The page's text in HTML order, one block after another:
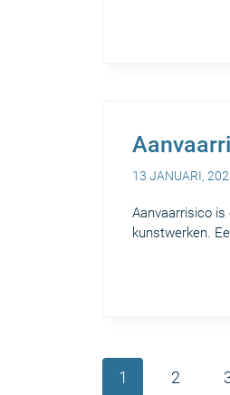
13 JANUARI,
Aanvaarrisico
kunstwerken.
1 2